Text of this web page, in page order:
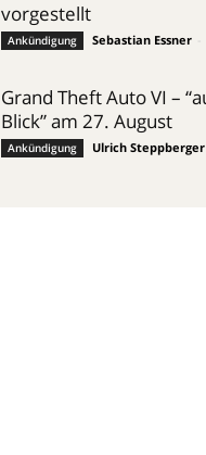
vorgestellt
Ankündigung Sebastian Essner
Grand Theft Auto VI –
Blick” am 27. August
Ankündigung Ulrich Steppberger